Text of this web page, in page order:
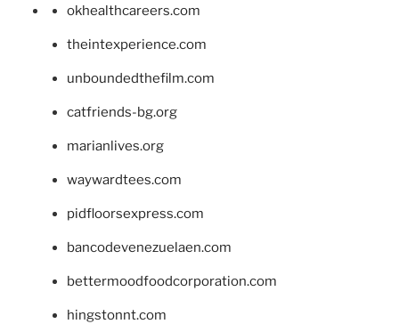
okhealthcareers.com
theintexperience.com
unboundedthefilm.com
catfriends-bg.org
marianlives.org
waywardtees.com
pidfloorsexpress.com
bancodevenezuelaen.com
bettermoodfoodcorporation.com
hingstonnt.com